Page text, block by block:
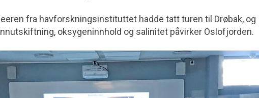
fra havforskningsinstituttet hadde tatt turen til Drøbak, og
oksygen­innhold og salinitet påvirker Oslofjorden.